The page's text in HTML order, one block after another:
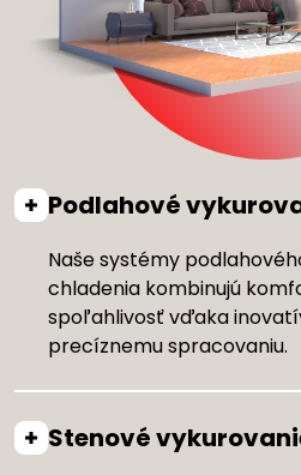
Podlahové
Naše systémy
chladenia kombinujú
spoľahlivosť vďaka
precíznemu spracovaniu.
Stenové